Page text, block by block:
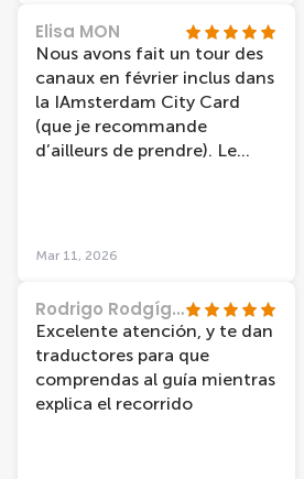
Elisa MON
Nous avons fait un tour des
canaux en février inclus dans
la IAmsterdam City Card
(que je recommande
d’ailleurs de prendre). Le
Nous avons eu la chance de
magnifique ciel bleu, ce qui a
rendu l’expérience vraiment
magique.
Mar 11, 2026
Rodrigo Rodgíguez
Excelente atención, y te dan
traductores para que
comprendas al guía mientras
explica el recorrido